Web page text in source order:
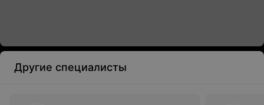
Другие специалисты